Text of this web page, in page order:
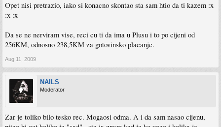
Opet nisi pretrazio, iako si konacno skontao sta sam htio da ti kazem :x
:x :x
Da se ne nerviram vise, reci cu ti da ima u Plusu i to po cijeni od
256KM, odnosno 238,5KM za gotovinsko placanje.
Aug 11, 2009
NAILS
Moderator
Zar je toliko bilo tesko rec. Mogaosi odma. A i da sam nasao cijenu,